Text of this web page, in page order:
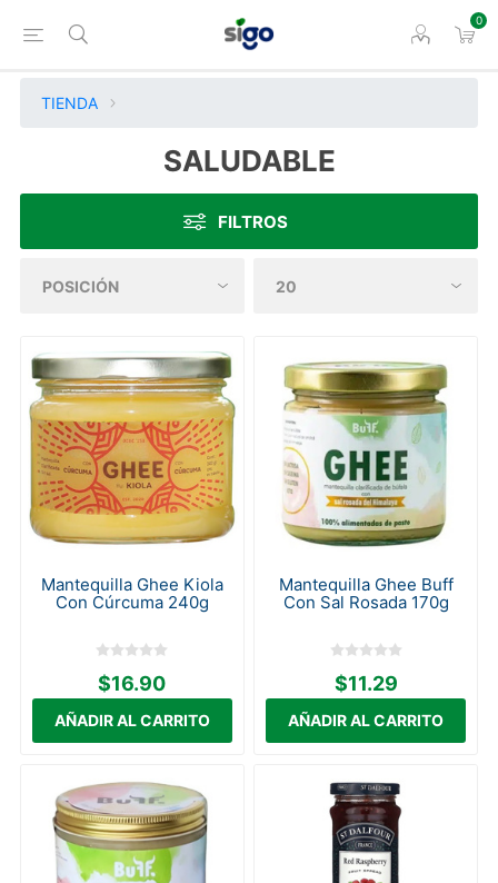
0
TIENDA
SALUDABLE
FILTROS
Mantequilla Ghee Kiola
Con Cúrcuma 240g
$16.90
Mantequilla Ghee Buff
Con Sal Rosada 170g
$11.29